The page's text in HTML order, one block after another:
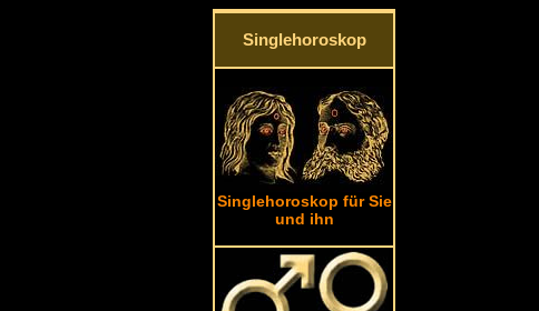
Singlehoroskop
Singlehoroskop für Sie
und ihn